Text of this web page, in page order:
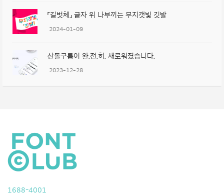
「길벗체」 글자 위 나부끼는 무지갯빛 깃발
2024-01-09
산돌구름이 완.전.히. 새로워졌습니다.
2023-12-28
1688-4001